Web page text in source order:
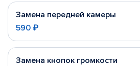
Замена передней камеры
590 ₽
Замена кнопок громкости